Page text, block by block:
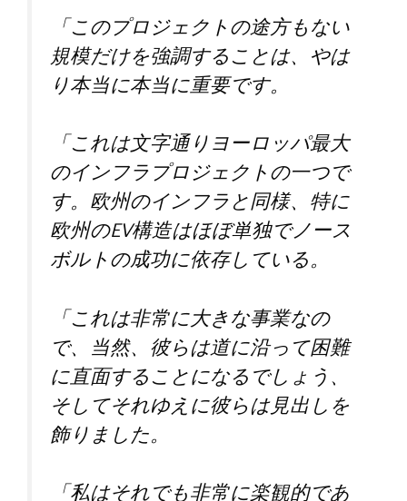
「このプロジェクトの途方もない
規模だけを強調することは、やは
り本当に本当に重要です。
「これは文字通りヨーロッパ最大
のインフラプロジェクトの一つで
す。欧州のインフラと同様、特に
欧州のEV構造はほぼ単独でノース
ボルトの成功に依存している。
「これは非常に大きな事業なの
で、当然、彼らは道に沿って困難
に直面することになるでしょう、
そしてそれゆえに彼らは見出しを
飾りました。
「私はそれでも非常に楽観的であ